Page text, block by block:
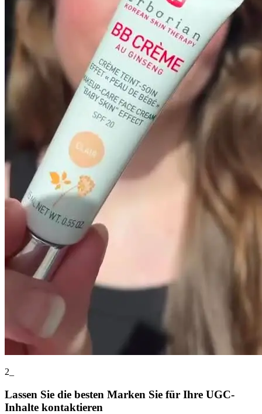
2_
Lassen Sie die besten Marken Sie für Ihre UGC-
Inhalte kontaktieren